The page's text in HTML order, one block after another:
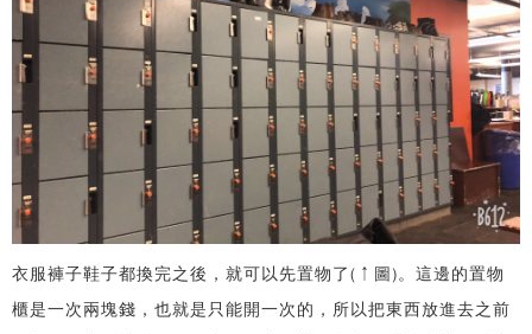
衣服褲子鞋子都換完之後，就可以先置物了(↑圖)。這邊的置物
櫃是一次兩塊錢，也就是只能開一次的，所以把東西放進去之前